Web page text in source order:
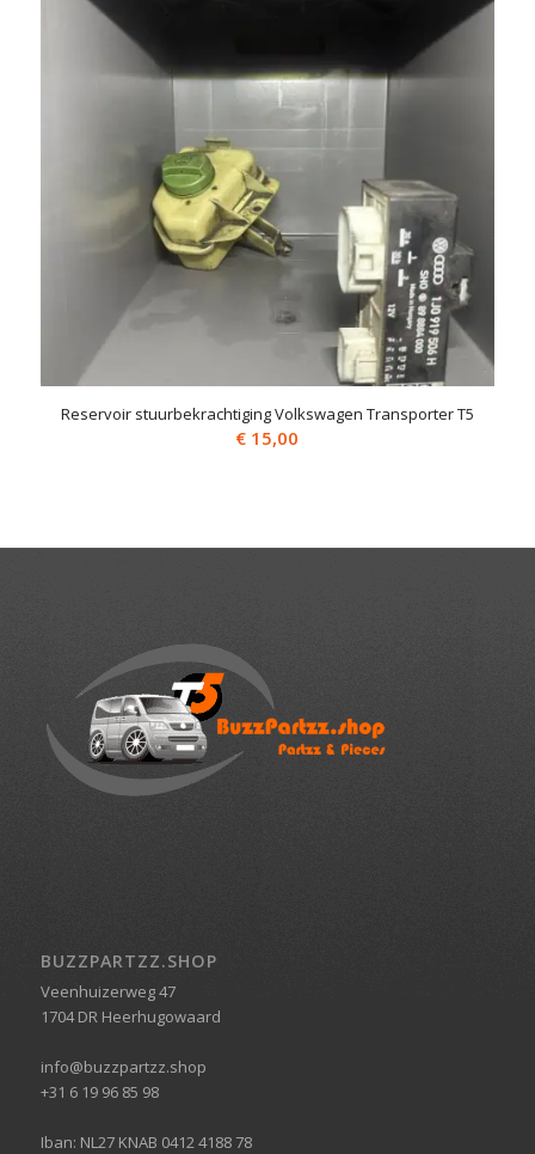
Reservoir stuurbekrachtiging Volkswagen Transporter T5
€ 15,00
BUZZPARTZZ.SHOP
Veenhuizerweg 47
1704 DR Heerhugowaard
info@buzzpartzz.shop
+31 6 19 96 85 98
Iban: NL27 KNAB 0412 4188 78